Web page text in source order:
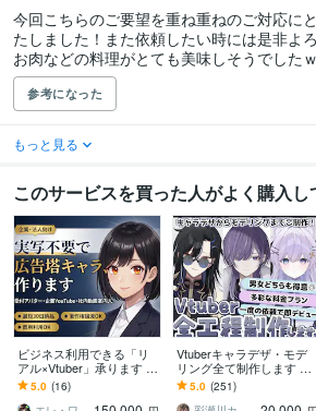
今回こちらのご要望を重ね重ねのご対応に
たしました！また依頼したい時には是非よ
お肉などの料理がとても美味しそうでしたｗ
参考になった
もっと見る
このサービスを買った人がよく購入
ビジネス利用できる「リ
アル×Vtuber」承ります 広
告塔モデル制作【リアル
タッチ/AI自動音声/人物寄
5.0 (16)
Vtuberキャラデザ・モデ
リング全て制作します 男
性女性キャラどちらも得
意です♪イラストのみモデ
5.0 (251)